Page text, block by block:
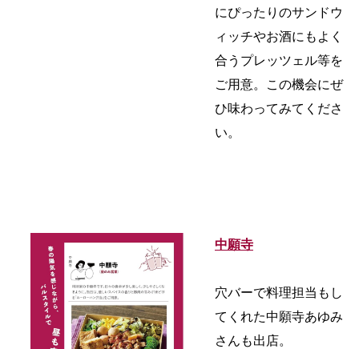
にぴったりのサンドウ
ィッチやお酒にもよく
合うプレッツェル等を
ご用意。この機会にぜ
ひ味わってみてくださ
い。
中願寺
穴バーで料理担当もし
てくれた中願寺あゆみ
さんも出店。